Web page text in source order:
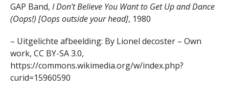
GAP Band, I Don’t Believe You Want to Get Up and Dance
(Oops!) [Oops outside your head], 1980
– Uitgelichte afbeelding: By Lionel decoster – Own
work, CC BY-SA 3.0,
https://commons.wikimedia.org/w/index.php?
curid=15960590